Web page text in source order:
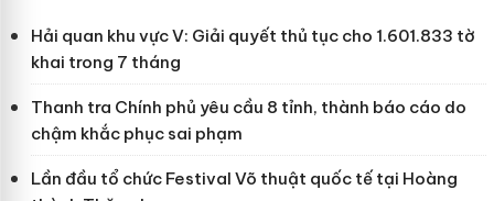
Hải quan khu vực V: Giải quyết thủ tục cho 1.601.833 tờ
khai trong 7 tháng
Thanh tra Chính phủ yêu cầu 8 tỉnh, thành báo cáo do
chậm khắc phục sai phạm
Lần đầu tổ chức Festival Võ thuật quốc tế tại Hoàng